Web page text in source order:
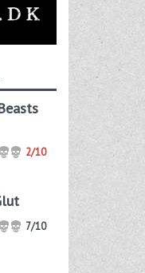
2/10
7/10